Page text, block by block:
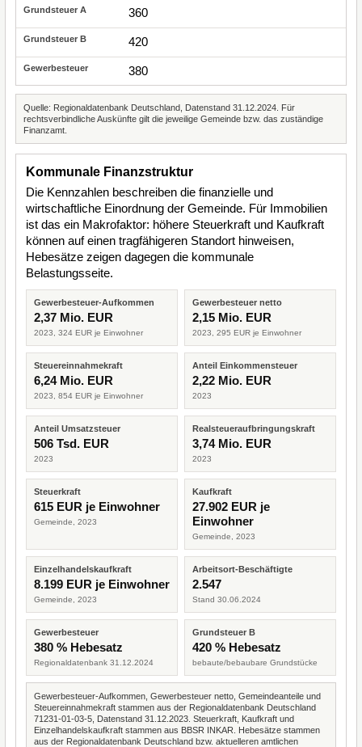
360
420
380
Quelle: Regionaldatenbank Deutschland, Datenstand 31.12.2024. Für
rechtsverbindliche Auskünfte gilt die jeweilige Gemeinde bzw. das zuständige
Finanzamt.
Kommunale Finanzstruktur
Die Kennzahlen beschreiben die finanzielle und
wirtschaftliche Einordnung der Gemeinde. Für Immobilien
ist das ein Makrofaktor: höhere Steuerkraft und Kaufkraft
können auf einen tragfähigeren Standort hinweisen,
Hebesätze zeigen dagegen die kommunale
Belastungsseite.
Gewerbesteuer-Aufkommen
2,37 Mio. EUR
2023, 324 EUR je Einwohner
Gewerbesteuer netto
2,15 Mio. EUR
2023, 295 EUR je Einwohner
Steuereinnahmekraft
6,24 Mio. EUR
2023, 854 EUR je Einwohner
Anteil Einkommensteuer
2,22 Mio. EUR
2023
Anteil Umsatzsteuer
506 Tsd. EUR
2023
Realsteueraufbringungskraft
3,74 Mio. EUR
2023
Steuerkraft
615 EUR je Einwohner
Gemeinde, 2023
Kaufkraft
27.902 EUR je
Einwohner
Gemeinde, 2023
Einzelhandelskaufkraft
8.199 EUR je Einwohner
Gemeinde, 2023
Arbeitsort-Beschäftigte
2.547
Stand 30.06.2024
Gewerbesteuer
380 % Hebesatz
Regionaldatenbank 31.12.2024
Grundsteuer B
420 % Hebesatz
bebaute/bebaubare Grundstücke
Gewerbesteuer-Aufkommen, Gewerbesteuer netto, Gemeindeanteile und
Steuereinnahmekraft stammen aus der Regionaldatenbank Deutschland
71231-01-03-5, Datenstand 31.12.2023. Steuerkraft, Kaufkraft und
Einzelhandelskaufkraft stammen aus BBSR INKAR. Hebesätze stammen
aus der Regionaldatenbank Deutschland bzw. aktuelleren amtlichen